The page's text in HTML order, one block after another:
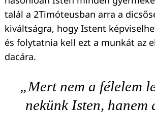
talál a 2Timóteusban arra a
kiváltságra, hogy Istent
és folytatnia kell ezt a munkát az
dacára.
„Mert nem a félelem
nekünk Isten, hanem